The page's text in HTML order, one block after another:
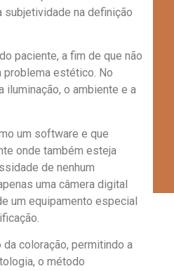
subjetividade na definição
paciente, a fim de que não
problema estético. No
iluminação, o ambiente e a
um software e que
onde também esteja
de nenhum
uma câmera digital
um equipamento especial
coloração, permitindo a
o método